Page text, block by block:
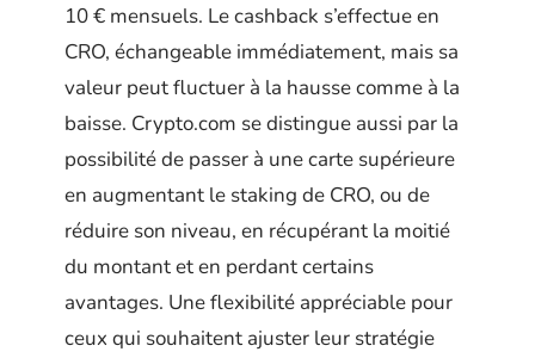
10 € mensuels. Le cashback s’effectue en
CRO, échangeable immédiatement, mais sa
valeur peut fluctuer à la hausse comme à la
baisse. Crypto.com se distingue aussi par la
possibilité de passer à une carte supérieure
en augmentant le staking de CRO, ou de
réduire son niveau, en récupérant la moitié
du montant et en perdant certains
avantages. Une flexibilité appréciable pour
ceux qui souhaitent ajuster leur stratégie